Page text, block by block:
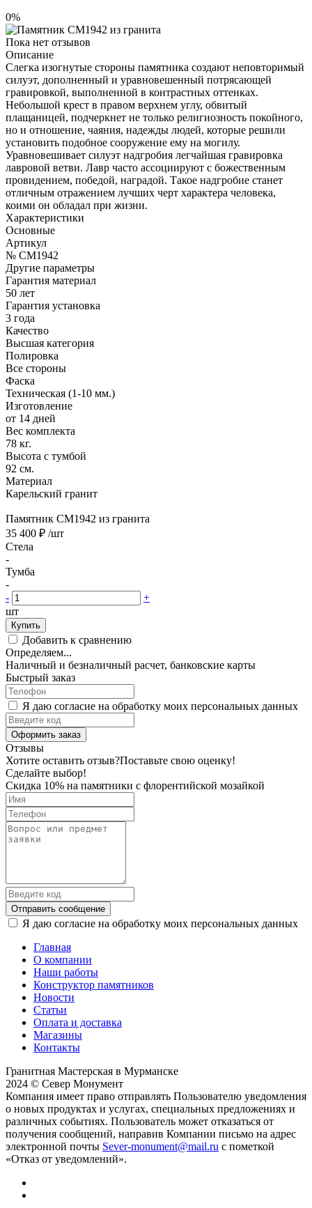
0%
Пока нет отзывов
Описание
Слегка изогнутые стороны памятника создают неповторимый
силуэт, дополненный и уравновешенный потрясающей
гравировкой, выполненной в контрастных оттенках.
Небольшой крест в правом верхнем углу, обвитый
плащаницей, подчеркнет не только религиозность покойного,
но и отношение, чаяния, надежды людей, которые решили
установить подобное сооружение ему на могилу.
Уравновешивает силуэт надгробия легчайшая гравировка
лавровой ветви. Лавр часто ассоциируют с божественным
провидением, победой, наградой. Такое надгробие станет
отличным отражением лучших черт характера человека,
коими он обладал при жизни.
Характеристики
Основные
Артикул
№ CM1942
Другие параметры
Гарантия материал
50 лет
Гарантия установка
3 года
Качество
Высшая категория
Полировка
Все стороны
Фаска
Техническая (1-10 мм.)
Изготовление
от 14 дней
Вес комплекта
78 кг.
Высота с тумбой
92 см.
Материал
Карельский гранит
Памятник CM1942 из гранита
35 400 ₽ /шт
Стела
-
Тумба
-
-
+
шт
Купить
Добавить к сравнению
Определяем...
Наличный и безналичный расчет, банковские карты
Быстрый заказ
Я даю согласие на обработку моих персональных данных
Оформить заказ
Отзывы
Хотите оставить отзыв?Поставьте свою оценку!
Сделайте выбор!
Скидка 10% на памятники с флорентийской мозайкой
Отправить сообщение
Я даю согласие на обработку моих персональных данных
Главная
О компании
Наши работы
Конструктор памятников
Новости
Статьи
Оплата и доставка
Магазины
Контакты
Гранитная Мастерская в Мурманске
2024 © Север Монумент
Компания имеет право отправлять Пользователю уведомления
о новых продуктах и услугах, специальных предложениях и
различных событиях. Пользователь может отказаться от
получения сообщений, направив Компании письмо на адрес
электронной почты Sever-monument@mail.ru с пометкой
«Отказ от уведомлений».